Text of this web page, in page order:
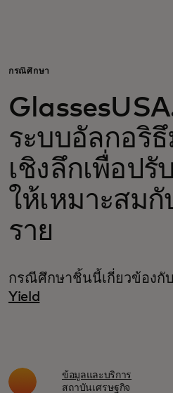
สำหรับธุรกิจ
เพื่อโลก
สำหรับผู้สร้างนวัตก
ข่าวสารและแนวโน้
กรณีศึกษา
ระบบอัลกอริธึ
เชิงลึกเพื่อป
ให้เหมาะสม
ราย
กรณีศึกษาชิ้นนี้เกี่ยวข้อง
Yield
ข้อมูลและบริการ
สถาบันเศรษฐกิจ